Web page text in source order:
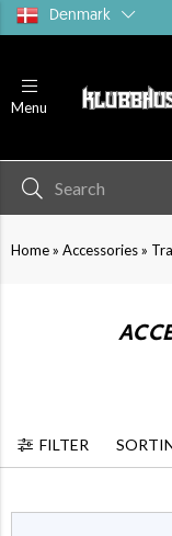
Denmark
Menu
Home» Accessories»
FILTER